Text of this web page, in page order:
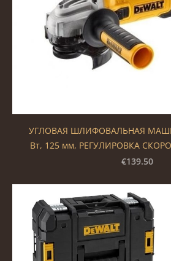
УГЛОВАЯ ШЛИФОВАЛЬНАЯ
Вт, 125 мм, РЕГУЛИРОВКА
€139.50